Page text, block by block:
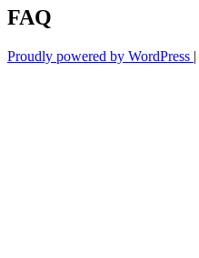
FAQ
Proudly powered by WordPress |